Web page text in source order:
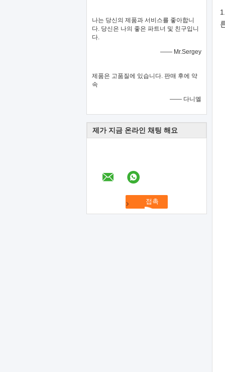
나는 당신의 제품과 서비스를 좋아합니
다. 당신은 나의 좋은 파트너 및 친구입니
다.
—— Mr.Sergey
제품은 고품질에 있습니다. 판매 후에 약
속
—— 다니엘
제가 지금 온라인 채팅 해요